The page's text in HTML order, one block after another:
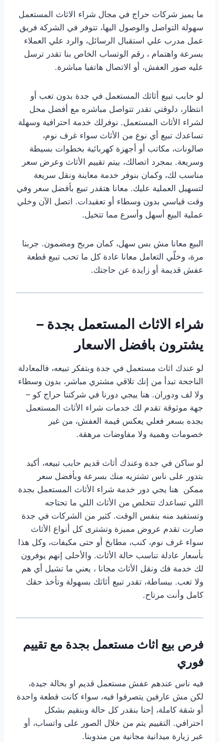
ما يميز شركات حراج في مجال شراء الاثاث المستعمل
سهولة التواصل والوصول اليها، تتوفر في الشركة فريق
عمل مدرب علي استقبال الرسائل، والرد علي العملاء
بسرعة واهتمام ، رقم الوتساب الخاص بنا تقدر ترسل
عليه صور العفش، أو الاتصال هاتفيا مباشرة.
لو حابب تبيع أثاثك المستعمل في جدة بدون تعب أو
انتظار، دلوقتي تقدر تتواصل مباشره مع أفضل محل
لشراء الأثاث المستعمل. نوفرلك خدمة احترافية وسهلة
تساعدك تبيع أي نوع من الأثاث سواء غرف نوم،
صالونات، مكاتب أو أجهزة كهربائية بخطوات بسيطة
وسريعة. بمجرد اتصالك، بيتم تقييم الأثاث وعرض سعر
مناسب لك، وكمان بنوفر خدمة معاينة ونقل سريعة
لتسهيل العملية عليك. معانا هتقدر تبيع بأفضل سعر وفي
وقت قياسي بدون وسطاء أو تعقيدات. اتصل الآن وخلي
عملية البيع أسهل وأسرع مما تتخيل.
البيع معانا مش بس سهل، كمان مربح ومضمون. جربنا
مرة، وخلّي التعامل معانا عادة كل ما تحب تبيع قطعة
عفش قديمة أو زايدة عن حاجتك.
شراء الاثاث المستعمل بجدة –
يشترون بافضل الاسعار
لو عندك اثاث مستعمل في جدة وبتفكر تبيعه، فالمعادلة
الناجحة تبدأ من إنك تلاقي مشتري مباشر، بدون وسطاء
ولا لف ودوران. هنا ييجي دورنا في شركتنا حراج كو –
جهة موثوقة تقدم لك خدمات شراء الأثاث المستعمل
بجده بسعر فعلي يعكس قيمة العفش، من غير
خصومات وهمية ولا مفاوضات مرهقة.
لو ساكن في جدة وعندك أثاث قديم حابب تبيعه، أكيد
بتدور على ناس تشتريه منك بسرعة وبأفضل سعر
ممكن هنا يجي دور خدمة شراء الأثاث المستعمل بجدة
اللي تساعدك تتخلص من الأثاث اللي ما تحتاجه
وتستفيد منه بنفس الوقت. كثير من الشركات في جدة
صارت تقدم عروض مميزة وتشترى كل أنواع الأثاث
سواء غرف نوم، كنب، مطابخ أو حتى مكيفات، وكل هذا
بأسعار عادلة تناسب حالة الأثاث. والأحلى إنهم يوفرون
لك خدمة فك ونقل الأثاث مجانا ، يعني ما تشيل أي هم
ولا تعب. ببساطة، تقدر تبيع أثاثك بسهولة وتأخذ حقك
كامل وأنت مرتاح.
فرص بيع اثاث مستعمل بجدة مع تقييم
فوري
فيه ناس عندهم عفش مستعمل قديم او بحالة جيدة،
لكن مش عارفين يتصرفوا فيه، سواء كانت قطعة واحدة
أو شقة كاملة، إحنا بنقدر كل حالة وبنقيم بشكل
احترافي. التقييم يتم من خلال الصور على واتساب، أو
عبر زيارة ميدانية مجانية من مندوبنا.